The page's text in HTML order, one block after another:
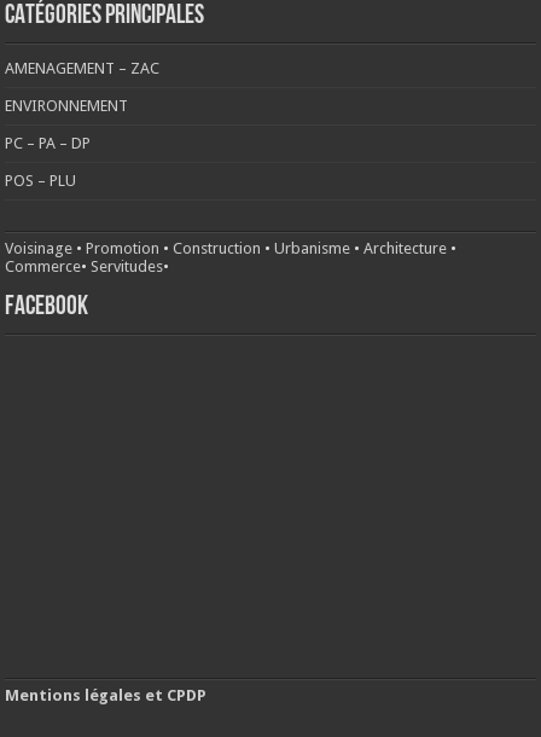
CATÉGORIES PRINCIPALES
AMENAGEMENT – ZAC
ENVIRONNEMENT
PC – PA – DP
POS – PLU
Voisinage •Promotion •Construction •Urbanisme •Architecture •
Commerce• Servitudes•
FACEBOOK
Mentions légales et CPDP